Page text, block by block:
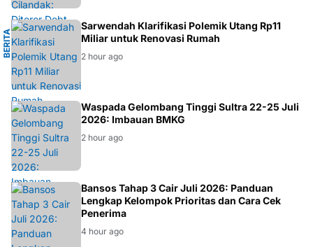
B
E
R
I
T
A
H
I
B
U
R
AN
Sarwendah Klarifikasi Polemik Utang Rp11
Miliar untuk Renovasi Rumah
2 hour ago
BMKG
Waspada Gelombang Tinggi Sultra 22-25 Juli
2026: Imbauan BMKG
2 hour ago
BANSOS
Bansos Tahap 3 Cair Juli 2026: Panduan
Lengkap Kelompok Prioritas dan Cara Cek
Penerima
4 hour ago